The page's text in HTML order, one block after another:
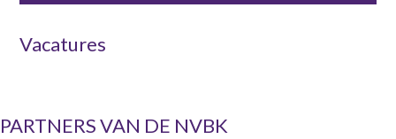
Vacatures
PARTNERS VAN DE NVBK